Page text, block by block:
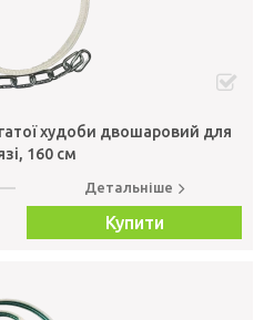
худоби двошаровий для
160 см
Детальніше
Купити